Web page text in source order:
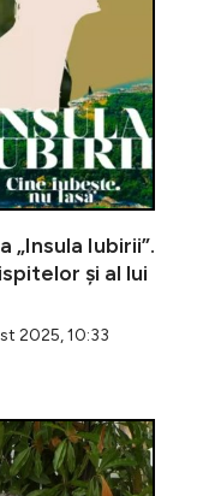
„Insula Iubirii”.
și al lui
2025, 10:33